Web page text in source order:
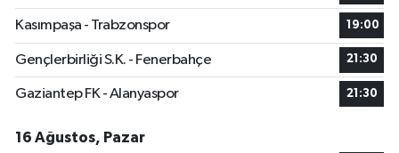
Kasımpaşa - Trabzonspor 19:00
Gençlerbirliği S.K. - Fenerbahçe 21:30
Gaziantep FK - Alanyaspor 21:30
16 Ağustos, Pazar